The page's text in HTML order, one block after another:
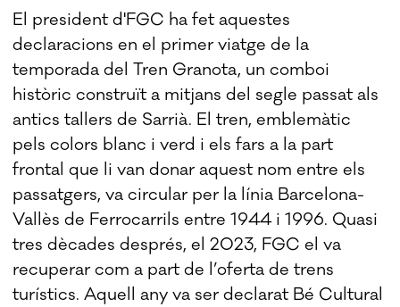
El president d'FGC ha fet aquestes
declaracions en el primer viatge de la
temporada del Tren Granota, un comboi
històric construït a mitjans del segle passat als
antics tallers de Sarrià. El tren, emblemàtic
pels colors blanc i verd i els fars a la part
frontal que li van donar aquest nom entre els
passatgers, va circular per la línia Barcelona-
Vallès de Ferrocarrils entre 1944 i 1996. Quasi
tres dècades després, el 2023, FGC el va
recuperar com a part de l’oferta de trens
turístics. Aquell any va ser declarat Bé Cultural